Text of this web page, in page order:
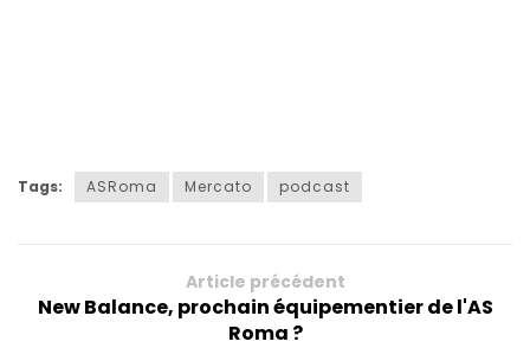
Tags: ASRoma Mercato podcast
Article précédent
New Balance, prochain équipementier de l'AS
Roma ?